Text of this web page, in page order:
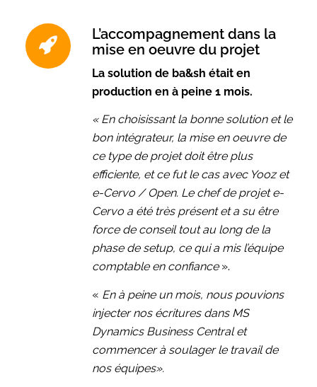
L’accompagnement dans la
mise en oeuvre du projet
La solution de ba&sh était en
production en à peine 1 mois.
« En choisissant la bonne solution et le
bon intégrateur, la mise en oeuvre de
ce type de projet doit être plus
efficiente, et ce fut le cas avec Yooz et
e-Cervo / Open. Le chef de projet e-
Cervo a été très présent et a su être
force de conseil tout au long de la
phase de setup, ce qui a mis l’équipe
comptable en confiance ».
« En à peine un mois, nous pouvions
injecter nos écritures dans MS
Dynamics Business Central et
commencer à soulager le travail de
nos équipes».